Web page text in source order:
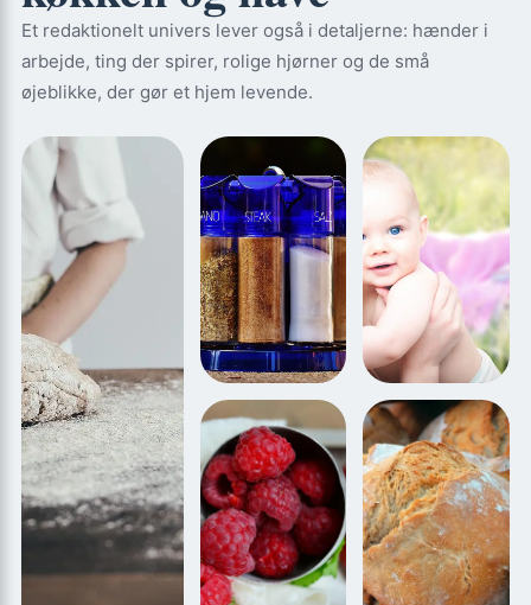
Et redaktionelt univers lever også i detaljerne: hænder i
arbejde, ting der spirer, rolige hjørner og de små
øjeblikke, der gør et hjem levende.